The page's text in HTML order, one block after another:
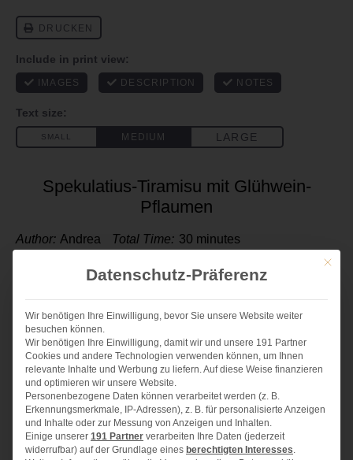
Spekulatius-Tiramisu mit Glühwein-
Pflaumen
Author: Andrea Total Time: 30 minutes
Ein wunderbares Dessert im Glas – Spekulatius-
ZUTATEN
1x 2x 3x
Für 4 – 6 Gläser (je nach Glasgröße)
200 ml Sahne
250 gMascarpone
Mit
Datenschutz-Präferenz
Wir benötigen Ihre Einwilligung, bevor Sie unsere Website weiter
besuchen können.
Wir benötigen Ihre Einwilligung, damit wir und unsere 191 Partner
Cookies und andere Technologien verwenden können, um Ihnen
relevante Inhalte und Werbung zu liefern. Auf diese Weise finanzieren
und optimieren wir unsere Website.
Personenbezogene Daten können verarbeitet werden (z. B.
Erkennungsmerkmale, IP-Adressen), z. B. für personalisierte Anzeigen
und Inhalte oder zur Messung von Anzeigen und Inhalten.
Einige unserer 191 Partner verarbeiten Ihre Daten (jederzeit
widerrufbar) auf der Grundlage eines berechtigten Interesses